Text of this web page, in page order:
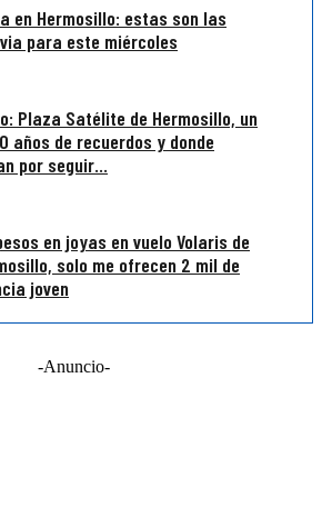
en Hermosillo: estas son las
para este miércoles
Plaza Satélite de Hermosillo, un
años de recuerdos y donde
por seguir...
en joyas en vuelo Volaris de
solo me ofrecen 2 mil de
joven
-Anuncio-